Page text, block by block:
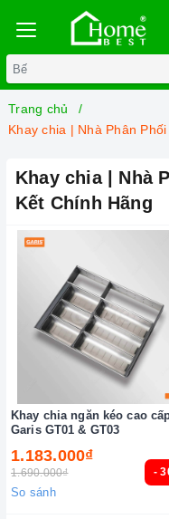
Trang chủ
Khay chia | Nhà Phân
Khay chia | Nhà
Kết Chính Hãng
-
Khay chia ngăn kéo cao
Garis GT01 & GT03
1.183.000₫
1.690.000₫
So sánh